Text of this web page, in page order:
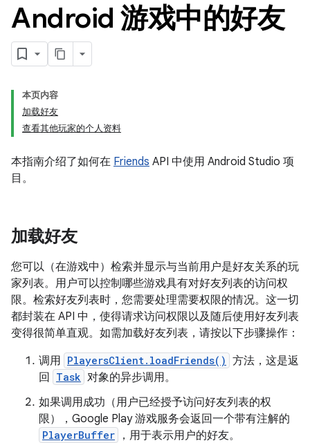
Android 游戏中的好友
本页内容
加载好友
查看其他玩家的个人资料
本指南介绍了如何在 Friends API 中使用 Android Studio 项
目。
加载好友
您可以（在游戏中）检索并显示与当前用户是好友关系的玩
家列表。用户可以控制哪些游戏具有对好友列表的访问权
限。检索好友列表时，您需要处理需要权限的情况。这一切
都封装在 API 中，使得请求访问权限以及随后使用好友列表
变得很简单直观。如需加载好友列表，请按以下步骤操作：
调用 PlayersClient.loadFriends() 方法，这是返
回
Task 对象的异步调用。
如果调用成功（用户已经授予访问好友列表的权
限），Google Play 游戏服务会返回一个带有注解的
PlayerBuffer
，用于表示用户的好友。